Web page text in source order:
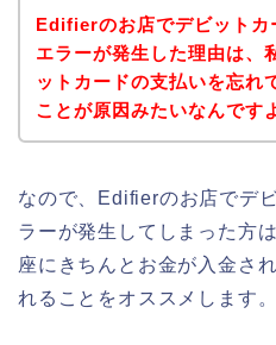
Edifierのお店でデビットカ
エラーが発生した理由は、
ットカードの支払いを忘れ
ことが原因みたいなんです
なので、Edifierのお店でデ
ラーが発生してしまった方
座にきちんとお金が入金さ
れることをオススメします。